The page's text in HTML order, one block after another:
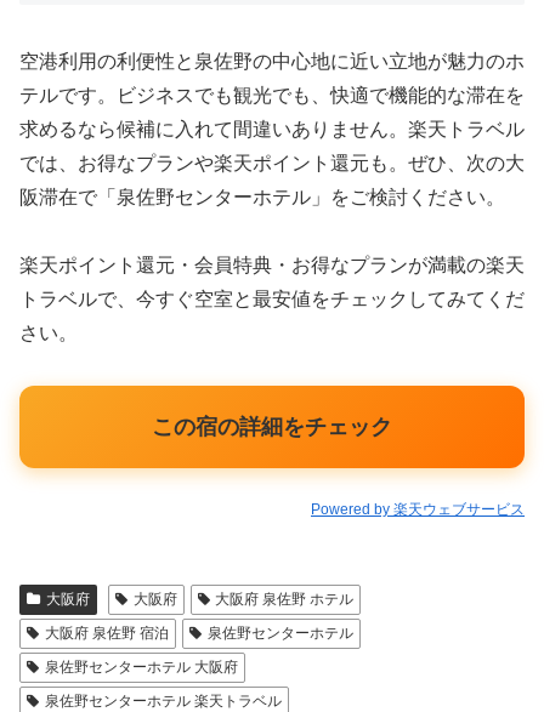
空港利用の利便性と泉佐野の中心地に近い立地が魅力のホ
テルです。ビジネスでも観光でも、快適で機能的な滞在を
求めるなら候補に入れて間違いありません。楽天トラベル
では、お得なプランや楽天ポイント還元も。ぜひ、次の大
阪滞在で「泉佐野センターホテル」をご検討ください。
楽天ポイント還元・会員特典・お得なプランが満載の楽天
トラベルで、今すぐ空室と最安値をチェックしてみてくだ
さい。
この宿の詳細をチェック
Powered by 楽天ウェブサービス
大阪府 大阪府
大阪府 泉佐野 ホテル
大阪府 泉佐野 宿泊
泉佐野センターホテル
泉佐野センターホテル 大阪府
泉佐野センターホテル 楽天トラベル